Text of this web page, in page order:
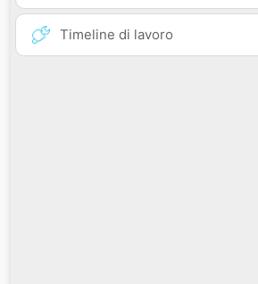
Timeline di lavoro